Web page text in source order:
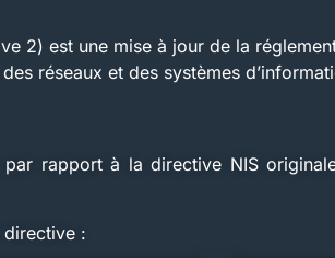
2) est une mise à jour de la
réseaux et des systèmes
rapport à la directive NIS
directive :